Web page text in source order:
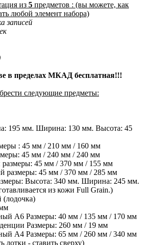
из 5 предметов : (вы можете, как
любой элемент набора)
записей
в пределах МКАД бесплатная!!!
следующие предметы:
195 мм. Ширина: 130 мм. Высота: 45
: 45 мм / 210 мм / 160 мм
45 мм / 240 мм / 240 мм
45 мм / 370 мм / 155 мм
размеры: 45 мм / 370 мм / 285 мм
Высота: 340 мм. Ширина: 245 мм.
из кожи Full Grain.)
(лодочка)
А6 Размеры: 40 мм / 135 мм / 170 мм
Размеры: 260 мм / 19 мм
А4 Размеры: 65 мм / 260 мм / 340 мм
лотки - ставить сверху)